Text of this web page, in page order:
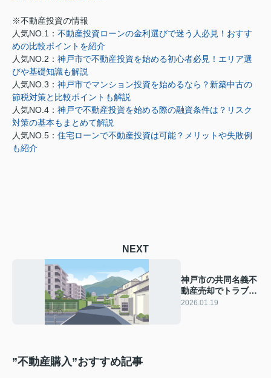
※不動産投資の情報
人気NO.1： 不動産投資ローンの金利選びで迷う人必見！おすす
めの比較ポイントを紹介
人気NO.2： 神戸市で不動産投資を始める初心者必見！エリア選
びや基礎知識も解説
人気NO.3： 神戸市でマンション投資を始めるなら？新築中古の
節税対策と比較ポイントも解説
人気NO.4： 神戸で不動産投資を始める際の融資条件は？リスク
対策の基本もまとめて解説
人気NO.5： 住宅ローンで不動産投資は可能？メリットや失敗例
も紹介
NEXT
神戸市の共同名義不
動産売却でトラブル
対応は？財産分与の
2026.01.19
”不動産購入”おすすめ記事